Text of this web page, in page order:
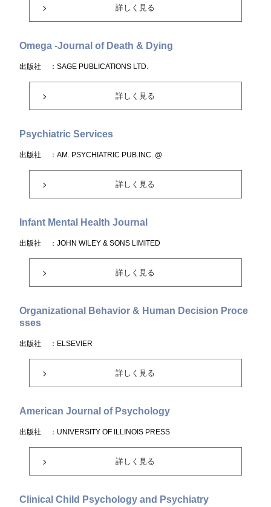
詳しく見る
Omega -Journal of Death & Dying
出版社 ：SAGE PUBLICATIONS LTD.
詳しく見る
Psychiatric Services
出版社 ：AM. PSYCHIATRIC PUB.INC. @
詳しく見る
Infant Mental Health Journal
出版社 ：JOHN WILEY & SONS LIMITED
詳しく見る
Organizational Behavior & Human Decision Proce
sses
出版社 ：ELSEVIER
詳しく見る
American Journal of Psychology
出版社 ：UNIVERSITY OF ILLINOIS PRESS
詳しく見る
Clinical Child Psychology and Psychiatry